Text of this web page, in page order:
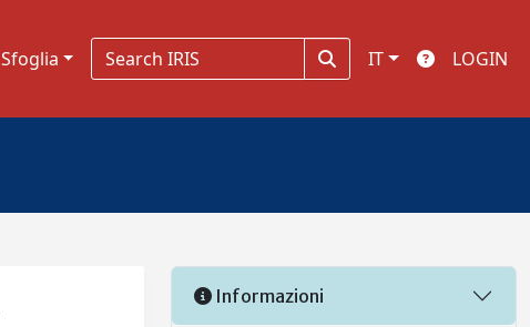
Sfoglia IT LOGIN
Informazioni